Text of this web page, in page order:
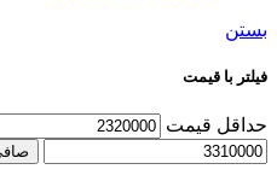
بستن
فیلتر با قیمت
حداقل قیمت